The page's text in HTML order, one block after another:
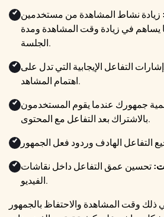
زيادة نشاط المشاهدة من مستخدمين
يساهم في زيادة وقت المشاهدة ومدة
الجلسة.
التفاعل الإيجابية التي تدل على
اهتمام المشاهد.
جمهورك عندما يقوم المستخدمون
بالاشتراك بعد التفاعل مع المحتوى.
تحسين عمق التفاعل داخل نقاشات
الفيديو.
ذلك وقت المشاهدة والاحتفاظ بالجمهور